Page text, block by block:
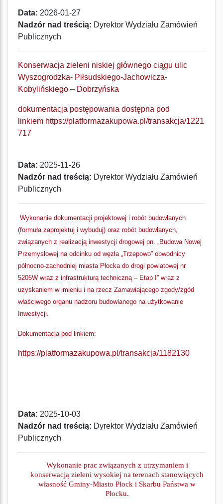
Data: 2026-01-27
Nadzór nad treścią: Dyrektor Wydziału Zamówień
Publicznych
Konserwacja zieleni niskiej głównego ciągu ulic
Wyszogrodzka- Piłsudskiego-Jachowicza-
Kobylińskiego – Dobrzyńska
dokumentacja postępowania dostępna pod
linkiem https://platformazakupowa.pl/transakcja/1221
717
Data: 2025-11-26
Nadzór nad treścią: Dyrektor Wydziału Zamówień
Publicznych
Wykonanie dokumentacji projektowej i robót budowlanych
(formuła zaprojektuj i wybuduj) oraz robót budowlanych,
związanych z realizacją inwestycji drogowej pn. „Budowa Nowej
Przemysłowej na odcinku od węzła „Trzepowo” obwodnicy
północno-zachodniej miasta Płocka do drogi powiatowej nr
5205W wraz z infrastrukturą techniczną – Etap I” wraz z
uzyskaniem w imieniu i na rzecz Zamawiającego zgody/zgód
właściwego organu nadzoru budowlanego na użytkowanie
Inwestycji.
Dokumentacja pod linkiem:
https://platformazakupowa.pl/transakcja/1182130
Data: 2025-10-03
Nadzór nad treścią: Dyrektor Wydziału Zamówień
Publicznych
Wykonanie prac związanych z utrzymaniem i
konserwacją zieleni wysokiej na terenach stanowiących
własność Gminy-Miasto Płock i Skarbu Państwa w
Płocku.